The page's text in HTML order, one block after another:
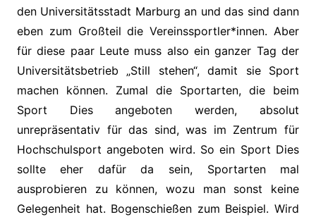
den Universitätsstadt Marburg an und das sind dann
eben zum Großteil die Vereinssportler*innen. Aber
für diese paar Leute muss also ein ganzer Tag der
Universitätsbetrieb „Still stehen“, damit sie Sport
machen können. Zumal die Sportarten, die beim
Sport Dies angeboten werden, absolut
unrepräsentativ für das sind, was im Zentrum für
Hochschulsport angeboten wird. So ein Sport Dies
sollte eher dafür da sein, Sportarten mal
ausprobieren zu können, wozu man sonst keine
Gelegenheit hat. Bogenschießen zum Beispiel. Wird